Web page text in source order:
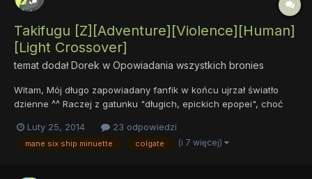
Takifugu [Z][Adventure][Violence][Human]
[Light Crossover]
temat dodałDorek w Opowiadania wszystkich bronies
Witam, Mój długo zapowiadany fanfik w końcu ujrzał światło
dzienne ^^ Raczej z gatunku "długich, epickich epopei", choć
W fiku pojawia się wiele postaci (zarówno z serialu jak i
OCków). Wiele z nich umiera... Tak ku przestrodze. Od c...
Luty 25, 2014 23 odpowiedzi
mane six ship minuette colgate (i 7 więcej)